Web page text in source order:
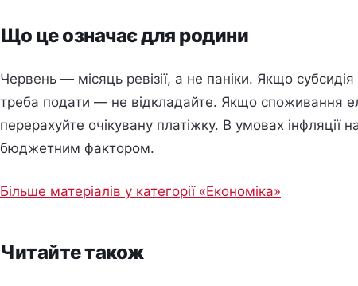
Що це означає для родини
Червень — місяць ревізії, а не паніки. Якщо
треба подати — не відкладайте. Якщо споживання
перерахуйте очікувану платіжку. В умовах інфляції
бюджетним фактором.
Більше матеріалів у категорії «Економіка»
Читайте також